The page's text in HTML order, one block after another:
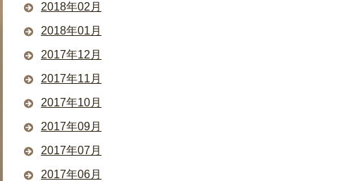
2018年02月
2018年01月
2017年12月
2017年11月
2017年10月
2017年09月
2017年07月
2017年06月